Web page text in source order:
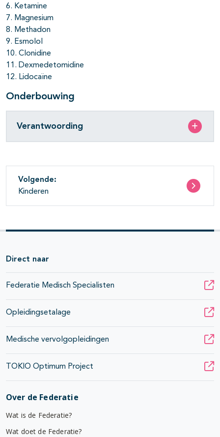
6. Ketamine
7. Magnesium
8. Methadon
9. Esmolol
10. Clonidine
11. Dexmedetomidine
12. Lidocaïne
Onderbouwing
Verantwoording
Volgende:
Kinderen
Direct naar
Federatie Medisch Specialisten
Opleidingsetalage
Medische vervolgopleidingen
TOKIO Optimum Project
Over de Federatie
Wat is de Federatie?
Wat doet de Federatie?